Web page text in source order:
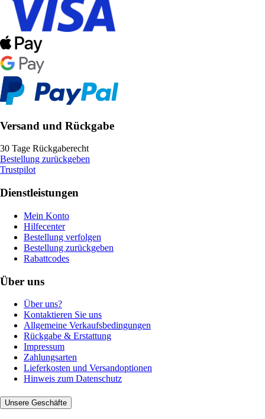
Versand und Rückgabe
30 Tage Rückgaberecht
Bestellung zurückgeben
Trustpilot
Dienstleistungen
Mein Konto
Hilfecenter
Bestellung verfolgen
Bestellung zurückgeben
Rabattcodes
Über uns
Über uns?
Kontaktieren Sie uns
Allgemeine Verkaufsbedingungen
Rückgabe & Erstattung
Impressum
Zahlungsarten
Lieferkosten und Versandoptionen
Hinweis zum Datenschutz
Unsere Geschäfte